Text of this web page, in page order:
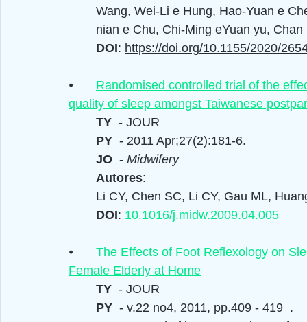
Wang, Wei-Li e Hung, Hao-Yuan e
nian e Chu, Chi-Ming eYuan yu, Chan
DOI: https://doi.org/10.1155/2020/
Randomised controlled trial of the
quality of sleep amongst Taiwanese
TY - JOUR
PY - 2011 Apr;27(2):181-6.
JO - Midwifery
Autores:
Li CY, Chen SC, Li CY, Gau ML,
DOI: 10.1016/j.midw.2009.04.005
The Effects of Foot Reflexology on
Female Elderly at Home
TY - JOUR
PY - v.22 no4, 2011, pp.409 - 419 .